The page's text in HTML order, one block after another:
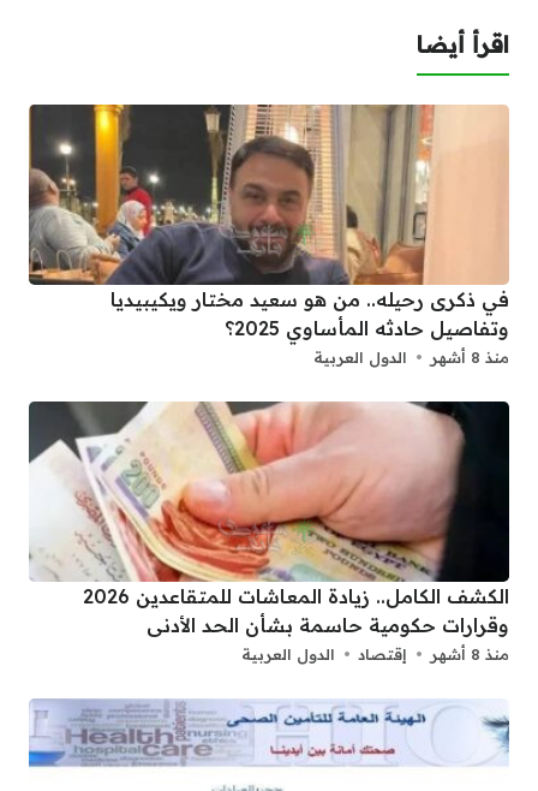
اقرأ أيضا
في ذكرى رحيله.. من هو سعيد مختار ويكيبيديا
وتفاصيل حادثه المأساوي 2025؟
منذ 8 أشهر الدول العربية
الكشف الكامل.. زيادة المعاشات للمتقاعدين 2026
وقرارات حكومية حاسمة بشأن الحد الأدنى
منذ 8 أشهر إقتصاد الدول العربية